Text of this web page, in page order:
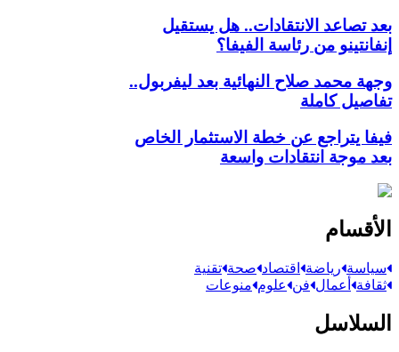
بعد تصاعد الانتقادات.. هل يستقيل
إنفانتينو من رئاسة الفيفا؟
وجهة محمد صلاح النهائية بعد ليفربول..
تفاصيل كاملة
فيفا يتراجع عن خطة الاستثمار الخاص
بعد موجة انتقادات واسعة
الأقسام
سياسة رياضة اقتصاد صحة تقنية
ثقافة أعمال فن علوم منوعات
السلاسل